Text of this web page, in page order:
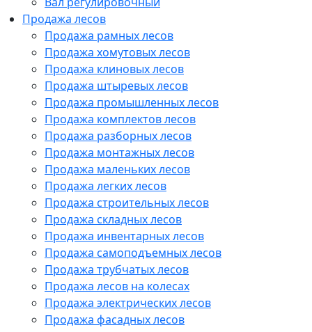
Продажа лесов
Продажа рамных лесов
Продажа хомутовых лесов
Продажа клиновых лесов
Продажа штыревых лесов
Продажа промышленных лесов
Продажа комплектов лесов
Продажа разборных лесов
Продажа монтажных лесов
Продажа маленьких лесов
Продажа легких лесов
Продажа строительных лесов
Продажа складных лесов
Продажа инвентарных лесов
Продажа самоподъемных лесов
Продажа трубчатых лесов
Продажа лесов на колесах
Продажа электрических лесов
Продажа фасадных лесов